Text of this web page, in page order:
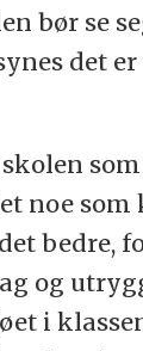
bør se
det
noe
bedre,
og
i